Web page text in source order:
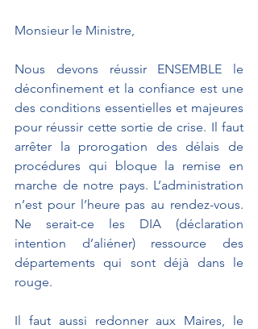
Monsieur le Ministre,
Nous devons réussir ENSEMBLE le
déconfinement et la confiance est une
des conditions essentielles et majeures
pour réussir cette sortie de crise. Il faut
arrêter la prorogation des délais de
procédures qui bloque la remise en
marche de notre pays. L’administration
n’est pour l’heure pas au rendez-vous.
Ne serait-ce les DIA (déclaration
intention d’aliéner) ressource des
départements qui sont déjà dans le
rouge.
Il faut aussi redonner aux Maires, le